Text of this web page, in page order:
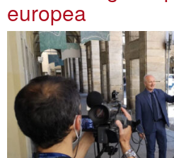
europea